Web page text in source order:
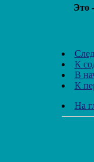
Это
К
В
К
На